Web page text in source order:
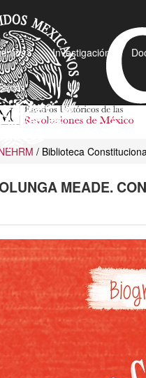
Investigación
/ Biblioteca
MEADE.